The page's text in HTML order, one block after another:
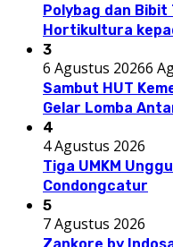
Polybag dan Bibit
Hortikultura
3
6 Agustus 20266
Sambut HUT
Gelar Lomba
4
4 Agustus 2026
Tiga UMKM
Condongcatur
5
7 Agustus 2026